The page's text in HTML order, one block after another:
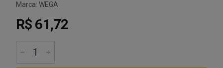
Marca: WEGA
R$ 61,72